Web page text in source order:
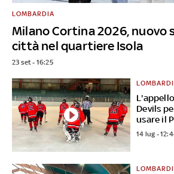
Milano Cortina 2026, nuovo
città nel quartiere Isola
LOMBARDIA
23 set - 16:25
Devils
usare il
14 lug -